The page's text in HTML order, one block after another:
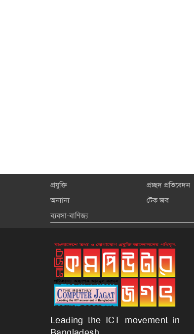
প্রযুক্তি প্রচ্ছদ প্রতিবেদন
অন্যান্য
টেক জব
ব্যবসা-বাণিজ্য
Leading the ICT movement in